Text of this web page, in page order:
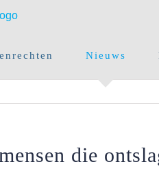
Nieuws
die